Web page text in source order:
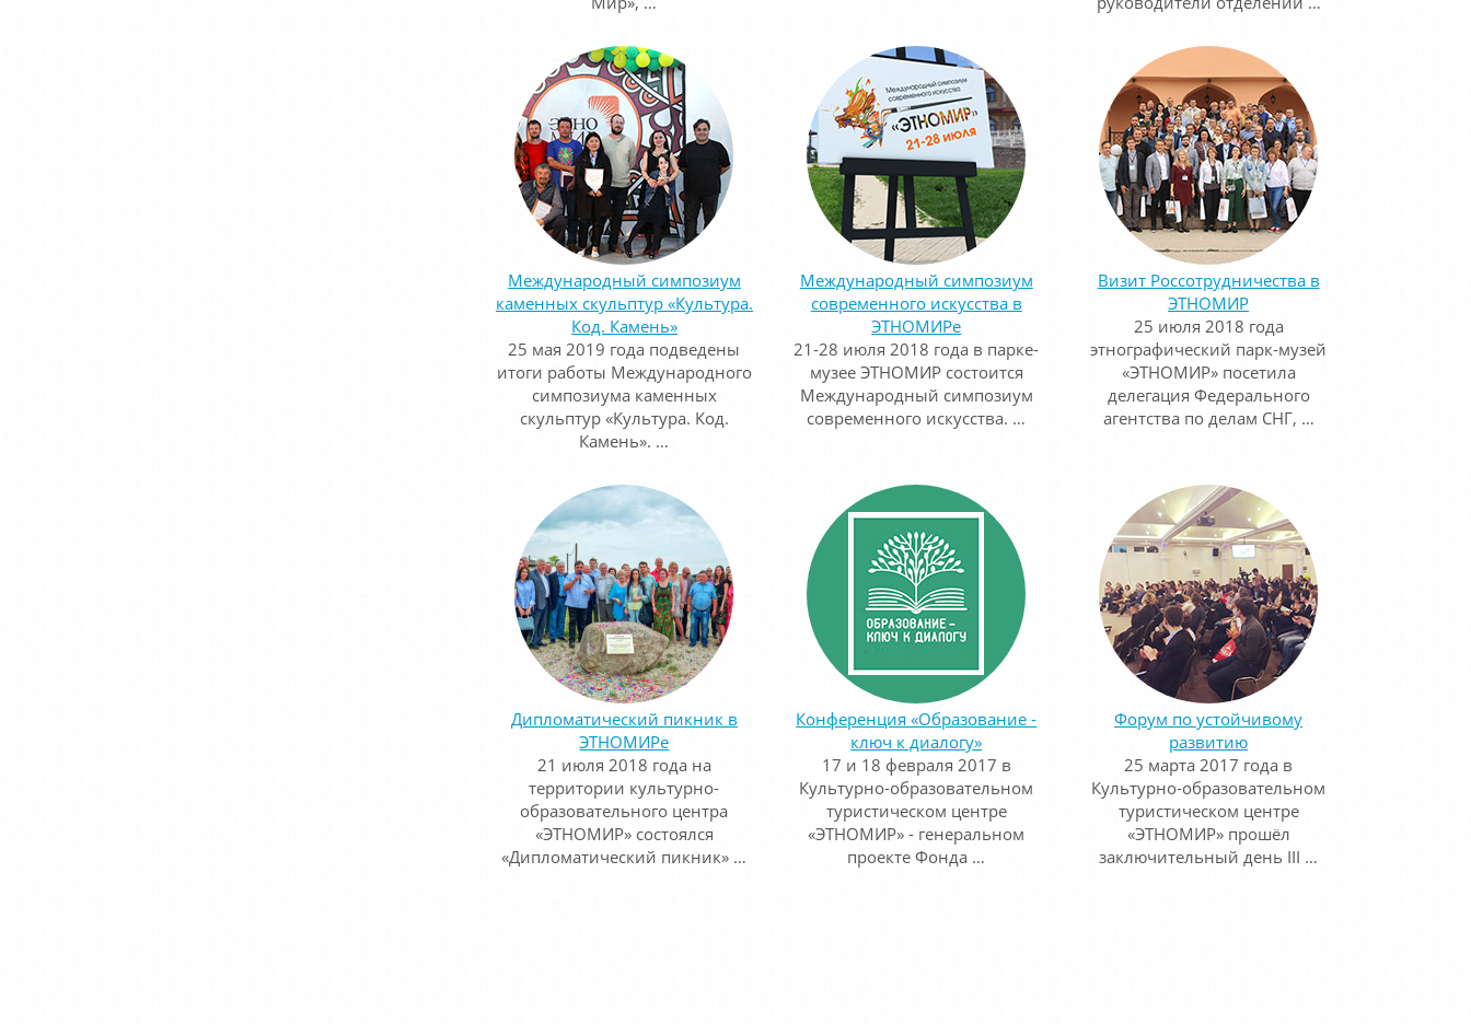
Международный симпозиум
каменных скульптур «Культура.
Код. Камень»
25 мая 2019 года подведены
итоги работы Международного
симпозиума каменных
скульптур «Культура. Код.
Камень». …
Международный симпозиум
современного искусства в
ЭТНОМИРе
21-28 июля 2018 года в парке-
музее ЭТНОМИР состоится
Международный симпозиум
современного искусства. …
Визит Россотрудничества в
ЭТНОМИР
25 июля 2018 года
этнографический парк-музей
«ЭТНОМИР» посетила
делегация Федерального
агентства по делам СНГ, …
Дипломатический пикник в
ЭТНОМИРе
21 июля 2018 года на
территории культурно-
образовательного центра
«ЭТНОМИР» состоялся
«Дипломатический пикник» …
Конференция «Образование -
ключ к диалогу»
17 и 18 февраля 2017 в
Культурно-образовательном
туристическом центре
«ЭТНОМИР» - генеральном
проекте Фонда …
Форум по устойчивому
развитию
25 марта 2017 года в
Культурно-образовательном
туристическом центре
«ЭТНОМИР» прошёл
заключительный день III …